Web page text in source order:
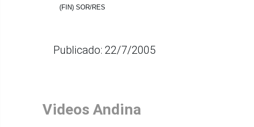
(FIN) SOR/RES
Publicado: 22/7/2005
Videos Andina